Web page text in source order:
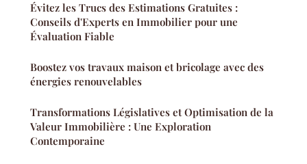
Évitez les Trucs des Estimations Gratuites :
Conseils d'Experts en Immobilier pour une
Évaluation Fiable
Boostez vos travaux maison et bricolage avec des
énergies renouvelables
Transformations Législatives et Optimisation de la
Valeur Immobilière : Une Exploration
Contemporaine